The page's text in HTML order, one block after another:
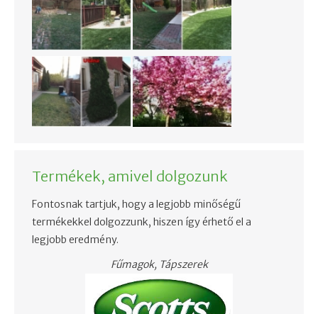
Termékek, amivel dolgozunk
Fontosnak tartjuk, hogy a legjobb minőségű
termékekkel dolgozzunk, hiszen így érhető el a
legjobb eredmény.
Fűmagok, Tápszerek